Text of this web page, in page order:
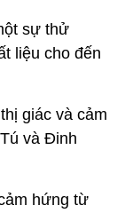
sự thử
liệu cho đến
giác và cảm
và Đinh
hứng từ